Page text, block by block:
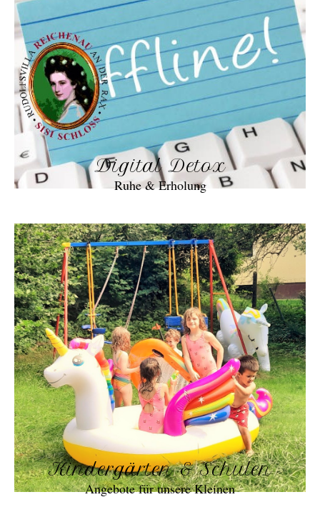
Digital Detox
Ruhe & Erholung
Kindergärten & Schulen
Angebote für unsere Kleinen